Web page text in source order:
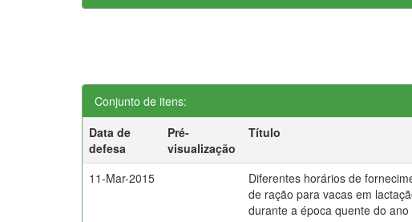
Conjunto de itens:
Data de
defesa
Pré-
visualização
Título
11-Mar-2015
Diferentes horários de
de ração para vacas em
durante a época quente do ano